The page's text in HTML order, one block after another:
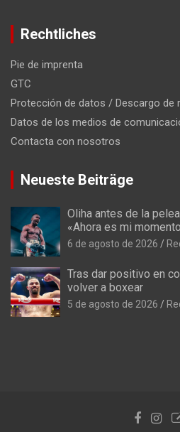
Rechtliches
Pie de imprenta
GTC
Protección de datos / Descargo de
Datos de los medios de
Contacta con nosotros
Neueste Beiträge
Oliha antes de la
«Ahora es mi
6 de agosto de 2026
Tras dar positivo en
volver a boxear
5 de agosto de 2026